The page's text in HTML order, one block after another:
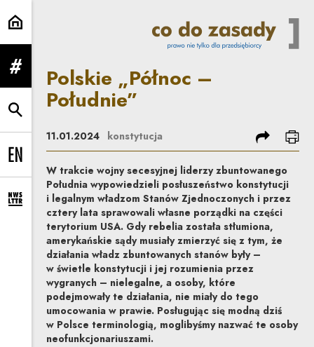
Polskie „Północ – Południe” |
rozwiń menu
rozwiń wyszukiwarkę
Change language to EN
rozwiń formularz zapisu na newsletter
Polskie „Północ –
Południe”
11.01.2024 konstytucja podziel się
W trakcie wojny secesyjnej liderzy zbuntowanego
Południa wypowiedzieli posłuszeństwo konstytucji
i legalnym władzom Stanów Zjednoczonych i przez
cztery lata sprawowali własne porządki na części
terytorium USA. Gdy rebelia została stłumiona,
amerykańskie sądy musiały zmierzyć się z tym, że
działania władz zbuntowanych stanów były –
w świetle konstytucji i jej rozumienia przez
wygranych – nielegalne, a osoby, które
podejmowały te działania, nie miały do tego
umocowania w prawie. Posługując się modną dziś
w Polsce terminologią, moglibyśmy nazwać te osoby
neofunkcjonariuszami.